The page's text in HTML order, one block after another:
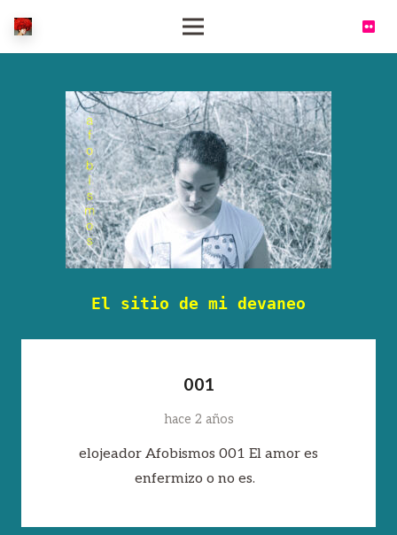
El sitio de mi devaneo
001
hace 2 años
elojeador Afobismos 001 El amor es
enfermizo o no es.